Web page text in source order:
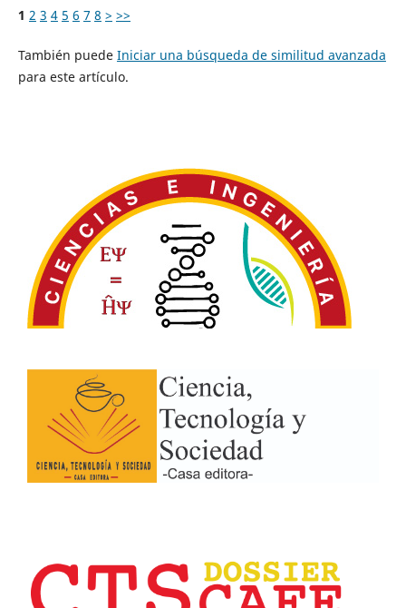
1 2 3 4 5 6 7 8 > >>
También puede Iniciar una búsqueda de similitud avanzada
para este artículo.